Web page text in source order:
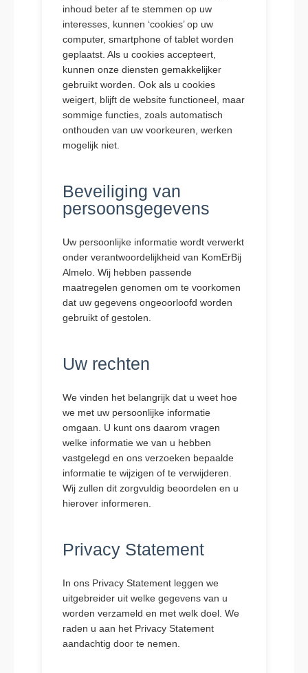
inhoud beter af te stemmen op uw
interesses, kunnen ‘cookies’ op uw
computer, smartphone of tablet worden
geplaatst. Als u cookies accepteert,
kunnen onze diensten gemakkelijker
gebruikt worden. Ook als u cookies
weigert, blijft de website functioneel, maar
sommige functies, zoals automatisch
onthouden van uw voorkeuren, werken
mogelijk niet.
Beveiliging van
persoonsgegevens
Uw persoonlijke informatie wordt verwerkt
onder verantwoordelijkheid van KomErBij
Almelo. Wij hebben passende
maatregelen genomen om te voorkomen
dat uw gegevens ongeoorloofd worden
gebruikt of gestolen.
Uw rechten
We vinden het belangrijk dat u weet hoe
we met uw persoonlijke informatie
omgaan. U kunt ons daarom vragen
welke informatie we van u hebben
vastgelegd en ons verzoeken bepaalde
informatie te wijzigen of te verwijderen.
Wij zullen dit zorgvuldig beoordelen en u
hierover informeren.
Privacy Statement
In ons Privacy Statement leggen we
uitgebreider uit welke gegevens van u
worden verzameld en met welk doel. We
raden u aan het Privacy Statement
aandachtig door te nemen.